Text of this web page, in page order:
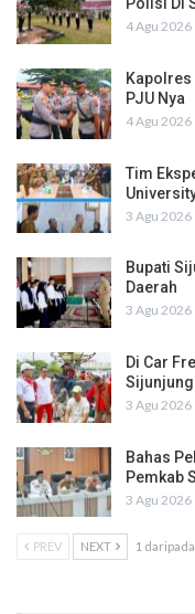
Polisi Di
4 Agu 2026
PJU Nya
4 Agu 2026
Tim
3 Agu 2026
Bupati
Daerah
3 Agu 2026
Di Car
3 Agu 2026
Bahas
Pemkab
3 Agu 2026
PREV NEXT 1